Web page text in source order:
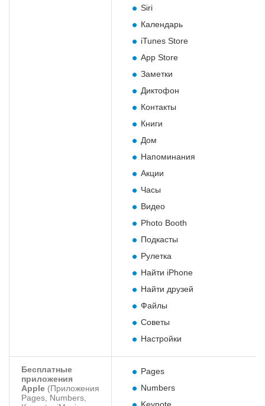
Siri
Календарь
iTunes Store
App Store
Заметки
Диктофон
Контакты
Книги
Дом
Напоминания
Акции
Часы
Видео
Photo Booth
Подкасты
Рулетка
Найти iPhone
Найти друзей
Файлы
Советы
Настройки
Бесплатные
приложения
Apple (Приложения
Pages, Numbers,
Pages
Numbers
Keynote